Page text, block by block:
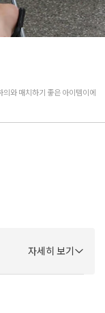
와 매치하기 좋은 아이템이에
자세히 보기